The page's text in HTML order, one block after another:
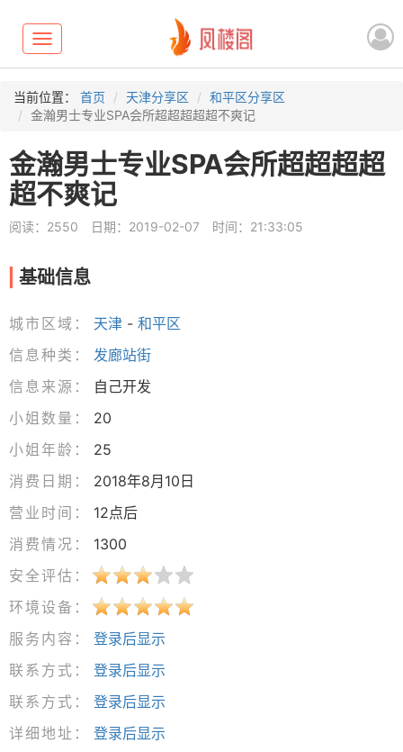
Toggle
navigation
当前位置： 首页 天津分享区
和平区分享区
金瀚男士专业SPA会所超超超超超不爽记
金瀚男士专业SPA会所超超超超
超不爽记
阅读：2550 日期：2019-02-07 时间：21:33:05
基础信息
城市区域： 天津 - 和平区
信息种类：
发廊站街
信息来源：
自己开发
小姐数量：
20
小姐年龄：
25
消费日期：
2018年8月10日
营业时间：
12点后
消费情况：
1300
安全评估：
环境设备：
服务内容：
登录后显示
联系方式：
登录后显示
联系方式：
登录后显示
详细地址：
登录后显示